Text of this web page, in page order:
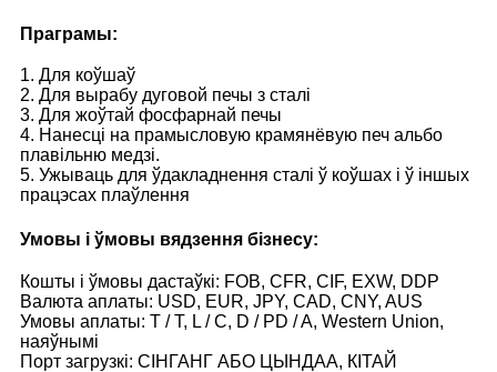
Праграмы:
1. Для коўшаў
2. Для вырабу дуговой печы з сталі
3. Для жоўтай фосфарнай печы
4. Нанесці на прамысловую крамянёвую печ альбо
плавільню медзі.
5. Ужываць для ўдакладнення сталі ў коўшах і ў іншых
працэсах плаўлення
Умовы і ўмовы вядзення бізнесу:
Кошты і ўмовы дастаўкі: FOB, CFR, CIF, EXW, DDP
Валюта аплаты: USD, EUR, JPY, CAD, CNY, AUS
Умовы аплаты: T / T, L / C, D / PD / A, Western Union,
наяўнымі
Порт загрузкі: СІНГАНГ АБО ЦЫНДАА, КІТАЙ